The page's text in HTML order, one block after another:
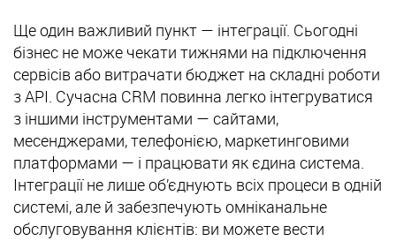
Ще один важливий пункт — інтеграції. Сьогодні
бізнес не може чекати тижнями на підключення
сервісів або витрачати бюджет на складні роботи
з API. Сучасна CRM повинна легко інтегруватися
з іншими інструментами — сайтами,
месенджерами, телефонією, маркетинговими
платформами — і працювати як єдина система.
Інтеграції не лише об’єднують всіх процеси в одній
системі, але й забезпечують омніканальне
обслуговування клієнтів: ви можете вести